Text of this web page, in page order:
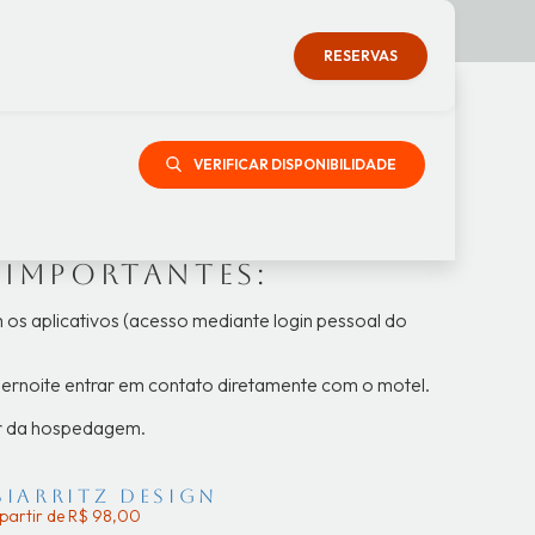
RESERVAS
VERIFICAR DISPONIBILIDADE
os aplicativos (acesso mediante login pessoal do
entrar em contato diretamente com o motel.
da hospedagem.
Design
de R$ 98,00